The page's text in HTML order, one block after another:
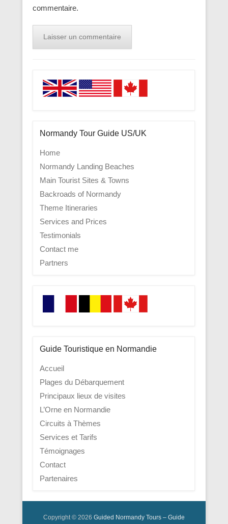
commentaire.
Normandy Tour Guide US/UK
Home
Normandy Landing Beaches
Main Tourist Sites & Towns
Backroads of Normandy
Theme Itineraries
Services and Prices
Testimonials
Contact me
Partners
Guide Touristique en Normandie
Accueil
Plages du Débarquement
Principaux lieux de visites
L’Orne en Normandie
Circuits à Thèmes
Services et Tarifs
Témoignages
Contact
Partenaires
Copyright © 2026 Guided Normandy Tours – Guide